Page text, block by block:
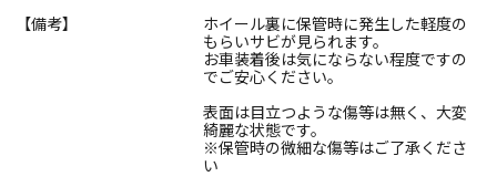
【備考】
ホイール裏に保管時に発生した軽度の
もらいサビが見られます。
お車装着後は気にならない程度ですの
でご安心ください。
表面は目立つような傷等は無く、大変
綺麗な状態です。
※保管時の微細な傷等はご了承くださ
い